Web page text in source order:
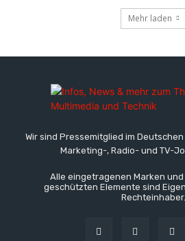
Mehr laden
Wir sind Pressemitglied im
Marketing-, Radio- und TV-
Alle eingetragenen Marken
geschützten Elemente sind
Rechteinhaber.